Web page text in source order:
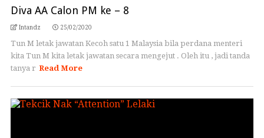
Diva AA Calon PM ke – 8
Intandz 25/02/2020
Tun M letak jawatan Kecoh satu 1 Malaysia bila perdana menteri
kita Tun M kita letak jawatan secara mengejut . Oleh itu , jadi tanda
tanya r Read More